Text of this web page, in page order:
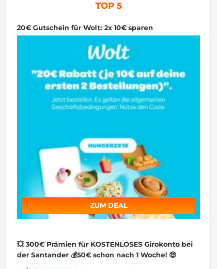
TOP 5
20€ Gutschein für Wolt: 2x 10€ sparen
ZUM DEAL
💥 300€ Prämien für KOSTENLOSES Girokonto bei
der Santander 💰50€ schon nach 1 Woche! 🤑